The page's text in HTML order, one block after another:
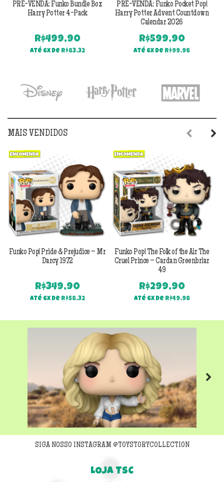
PRÉ-VENDA: Funko Bundle Box
Harry Potter 4-Pack
R$499,90
Até 6x de R$83,32
PRÉ-VENDA: Funko Pocket Pop!
Harry Potter Advent Countdown
Calendar 2026
R$599,90
Até 6x de R$99,98
MAIS VENDIDOS
Funko Pop! Pride & Prejudice – Mr
Darcy 1972
R$349,90
Até 6x de R$58,32
Funko Pop! The Folk of the Air The
Cruel Prince – Cardan Greenbriar
49
R$299,90
Até 6x de R$49,98
Next
SIGA NOSSO INSTAGRAM @TOYSTORYCOLLECTION
LOJA TSC